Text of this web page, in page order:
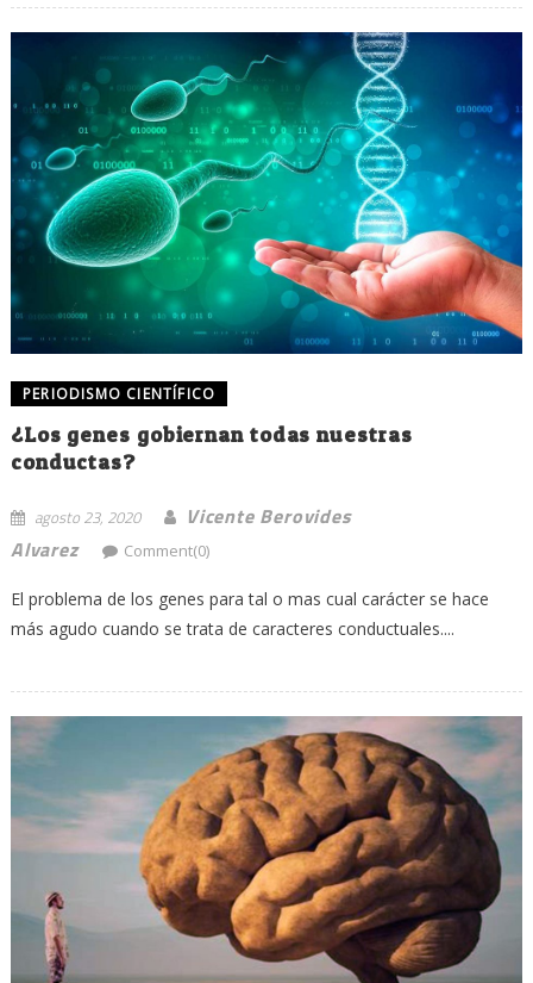
PERIODISMO CIENTÍFICO
¿Los genes gobiernan todas nuestras
conductas?
agosto 23, 2020
Vicente Berovides
Alvarez
Comment(0)
El problema de los genes para tal o mas cual carácter se hace
más agudo cuando se trata de caracteres conductuales....